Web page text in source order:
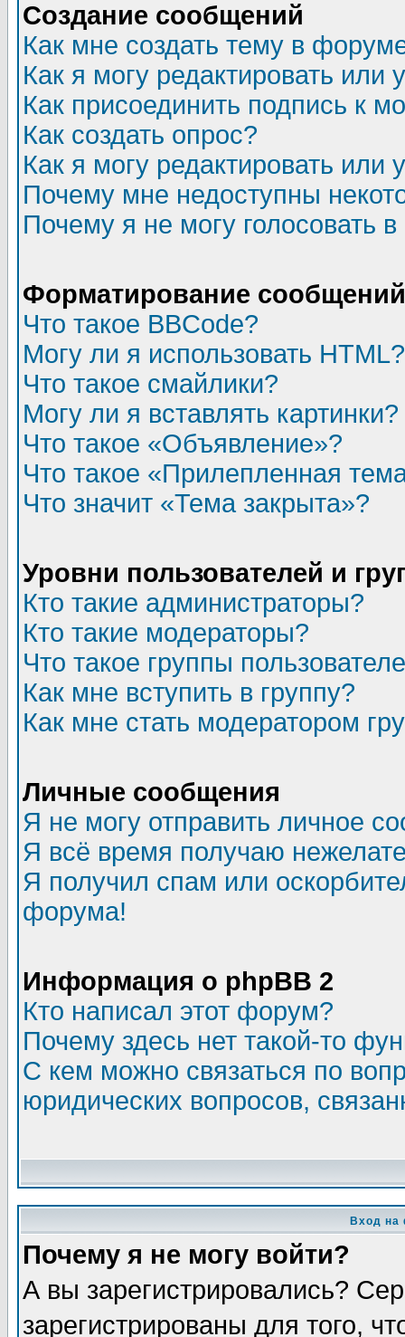
Создание сообщений
Как мне создать тему в
Как я могу редактировать или
Как присоединить подпись к
Как создать опрос?
Как я могу редактировать или
Почему мне недоступны
Почему я не могу голосовать
Форматирование
Что такое BBCode?
Могу ли я использовать HTML?
Что такое смайлики?
Могу ли я вставлять картинки?
Что такое «Объявление»?
Что такое «Прилепленная
Что значит «Тема закрыта»?
Уровни пользователей и
Кто такие администраторы?
Кто такие модераторы?
Что такое группы
Как мне вступить в группу?
Как мне стать модератором
Личные сообщения
Я не могу отправить личное
Я всё время получаю
Я получил спам или
форума!
Информация о phpBB 2
Кто написал этот форум?
Почему здесь нет такой-то
С кем можно связаться по
юридических вопросов,
Вход на
Почему я не могу войти?
А вы зарегистрировались?
зарегистрированы для того,